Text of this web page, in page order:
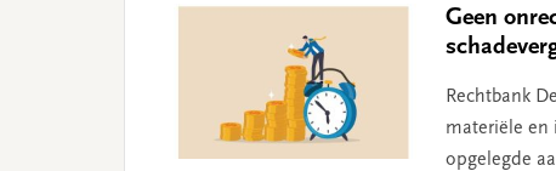
Geen
Rechtbank
materiële en
opgelegde